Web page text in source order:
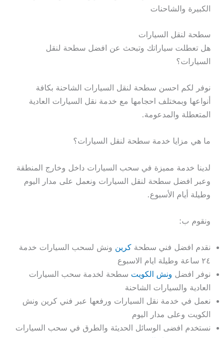
الكبيرة والشاحنات
سطحة لنقل السيارات
هل تعطلت سياراتك وتبحث عن افضل سطحة لنقل
السيارات؟
نوفر لكم احسن سطحة لنقل السيارات الشاحنة بكافة
أنواعها وبمختلف احجامها مع خدمة نقل السيارات العادية
المتعطلة والمدعومة.
ما هي مزايا خدمة سطحة لنقل السيارات؟
لدينا خدمة مميزة في سحب السيارات داخل وخارج المنطقة
وعبر افضل سطحة لنقل السيارات ونعمل على مدار اليوم
وطيلة أيام الأسبوع.
ونقوم ب:
نقدم افضل فني سطحةكرين ونش لسحب السيارات خدمة
٢٤ ساعة وطيلة ايام الاسبوع
نوفر افضل ونش الكويت سطحة لخدمة سحب السيارات
العادية والسيارات الشاحنة
نعمل في خدمة نقل السيارات ورفعها عبر فني كرين ونش
الكويت وعلى مدار اليوم
نستخدم افضى الوسائل الحديثة والطرق في سحب السيارات